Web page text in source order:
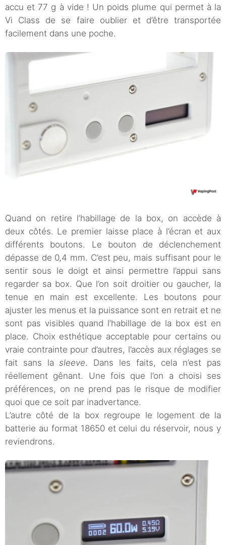
accu et 77 g à vide ! Un poids plume qui permet à la
Vi Class de se faire oublier et d’être transportée
facilement dans une poche.
Quand on retire l’habillage de la box, on accède à
deux côtés. Le premier laisse place à l’écran et aux
différents boutons. Le bouton de déclenchement
dépasse de 0,4 mm. C’est peu, mais suffisant pour le
sentir sous le doigt et ainsi permettre l’appui sans
regarder sa box. Que l’on soit droitier ou gaucher, la
tenue en main est excellente. Les boutons pour
ajuster les menus et la puissance sont en retrait et ne
sont pas visibles quand l’habillage de la box est en
place. Choix esthétique acceptable pour certains ou
vraie contrainte pour d’autres, l’accès aux réglages se
fait sans lasleeve. Dans les faits, cela n’est pas
réellement gênant. Une fois que l’on a choisi ses
préférences, on ne prend pas le risque de modifier
quoi que ce soit par inadvertance.
L’autre côté de la box regroupe le logement de la
batterie au format 18650 et celui du réservoir, nous y
reviendrons.